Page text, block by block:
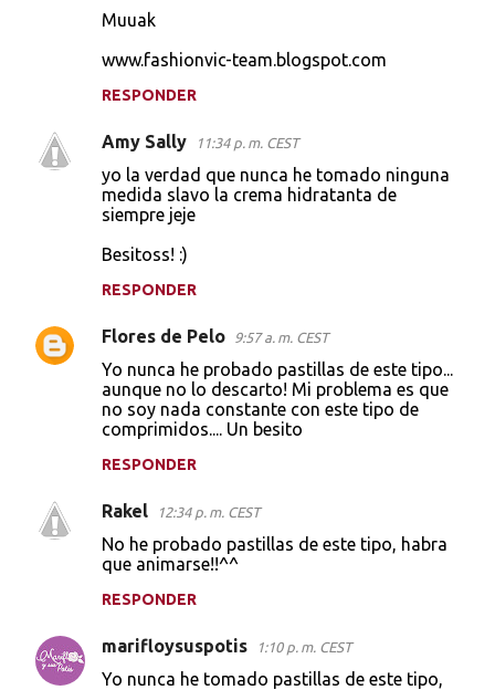
Muuak
www.fashionvic-team.blogspot.com
RESPONDER
Amy Sally 11:34 p. m. CEST
yo la verdad que nunca he tomado ninguna
medida slavo la crema hidratanta de
siempre jeje
Besitoss! :)
RESPONDER
Flores de Pelo 9:57 a. m. CEST
Yo nunca he probado pastillas de este tipo...
aunque no lo descarto! Mi problema es que
no soy nada constante con este tipo de
comprimidos.... Un besito
RESPONDER
Rakel 12:34 p. m. CEST
No he probado pastillas de este tipo, habra
que animarse!!^^
RESPONDER
marifloysuspotis 1:10 p. m. CEST
Yo nunca he tomado pastillas de este tipo,